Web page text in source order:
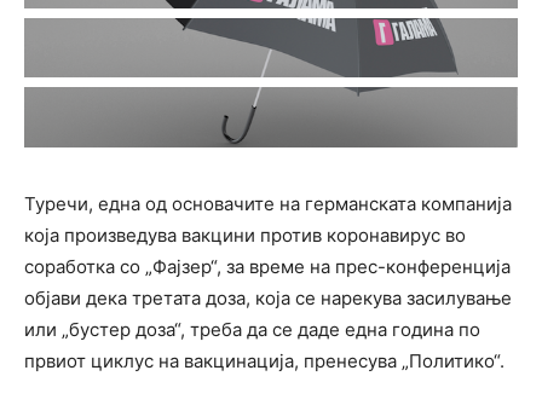
Туречи, една од основачите на германската компанија
која произведува вакцини против коронавирус во
соработка со „Фајзер“, за време на прес-конференција
објави дека третата доза, која се нарекува засилување
или „бустер доза“, треба да се даде една година по
првиот циклус на вакцинација, пренесува „Политико“.